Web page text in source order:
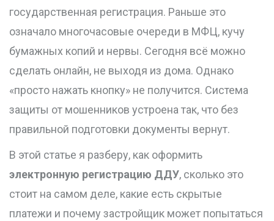
государственная регистрация. Раньше это
означало многочасовые очереди в МФЦ, кучу
бумажных копий и нервы. Сегодня всё можно
сделать онлайн, не выходя из дома. Однако
«просто нажать кнопку» не получится. Система
защиты от мошенников устроена так, что без
правильной подготовки документы вернут.
В этой статье я разберу, как оформить
электронную регистрацию ДДУ, сколько это
стоит на самом деле, какие есть скрытые
платежи и почему застройщик может попытаться